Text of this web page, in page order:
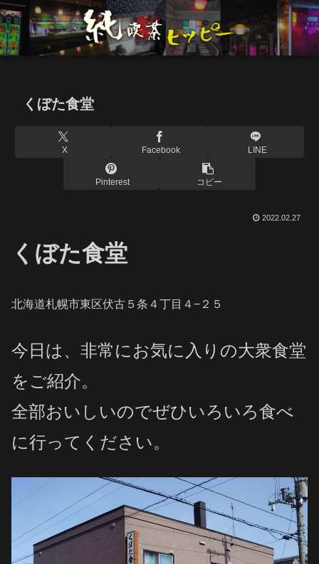
くぼた食堂
X Facebook LINE
Pinterest コピー
2022.02.27
くぼた食堂
北海道札幌市東区伏古５条４丁目４−２５
今日は、非常にお気に入りの大衆食堂
をご紹介。
全部おいしいのでぜひいろいろ食べ
に行ってください。